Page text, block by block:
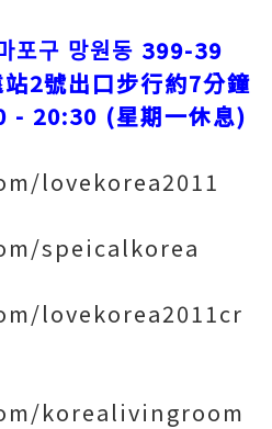
포구 망원동 399-39
2號出口步行約7分鐘
- 20:30 (星期一休息)
lovekorea2011
speicalkorea
lovekorea2011cr
korealivingroom